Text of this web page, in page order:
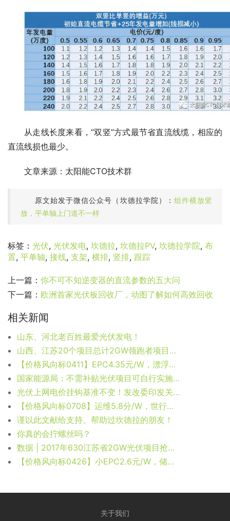
从走线长度来看，“双竖”方式最节省直流线缆，相应的
直流线损也最少。
文章来源：太阳能CTO技术群
原文始发于微信公众号（坎德拉学院）： 组件横放竖
放，平单轴上门道不一样
标签： 光伏, 光伏发电, 坎德拉, 坎德拉PV, 坎德拉学院, 布
置, 平单轴, 接线, 支架, 横排, 竖排, 跟踪
上一篇： 你不可不知逆变器的直流参数的五大问
下一篇： 欧洲首家光伏板回收厂，动图了解如何高效回收
相关新闻
山东、河北老百姓最爱光伏发电！
山西、江苏20个项目总计2GW领跑者项目投标电价分析！
【价格风向标0411】EPC4.35元/W，漂浮支架0.42元/W，近期光伏设备、监理、EPC等价格信息
国家能源局：不需补贴光伏项目可自行实施，需落实电网跟土地条件
光伏上网电价挂钩基准不变！发改委印发关于进一步深化燃煤发电上网电价市场化改革的通知
【价格风向标0708】运维5.8分/W，世行贷款项目5.79元/W，近期光伏设备、运维、EPC等价格信息
谨以此文献给支持、帮助过坎德拉的朋友！
你真的会拧螺丝吗？
数据 | 2017年630江苏省2GW光伏项目抢并网，看看有没有你家？
【价格风向标0426】小EPC2.6元/W，储能1.5元/Wh，近期光伏设备、运维、EPC等价格信息
关于我们